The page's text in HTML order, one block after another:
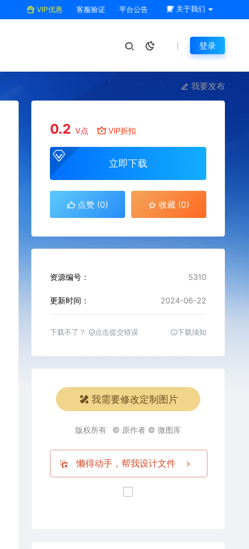
VIP优惠 客服验证 平台公告 关于我们
登录
我要发布
0.2 V点 VIP折扣
立即下载
点赞 (0) 收藏 (0)
资源编号： 5310
更新时间： 2024-06-22
下载不了？ 点击提交错误 下载须知
我需要修改定制图片
版权所有 © 原作者 © 微图库
懒得动手，帮我设计文件